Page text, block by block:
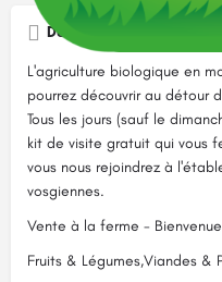
Description
L'agriculture biologique en
pourrez découvrir au détour
Tous les jours (sauf le
kit de visite gratuit qui vous
vous nous rejoindrez à
vosgiennes.
Vente à la ferme -
Fruits & Légumes,Viandes &